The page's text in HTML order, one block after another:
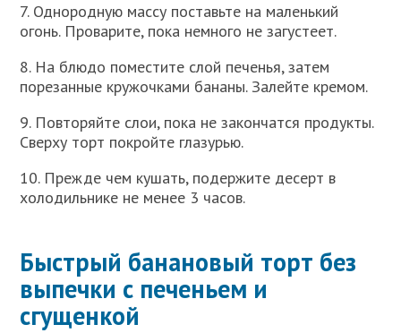
7. Однородную массу поставьте на маленький
огонь. Проварите, пока немного не загустеет.
8. На блюдо поместите слой печенья, затем
порезанные кружочками бананы. Залейте кремом.
9. Повторяйте слои, пока не закончатся продукты.
Сверху торт покройте глазурью.
10. Прежде чем кушать, подержите десерт в
холодильнике не менее 3 часов.
Быстрый банановый торт без
выпечки с печеньем и
сгущенкой